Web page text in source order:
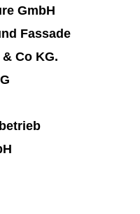
GmbH
Fassade
Co KG.